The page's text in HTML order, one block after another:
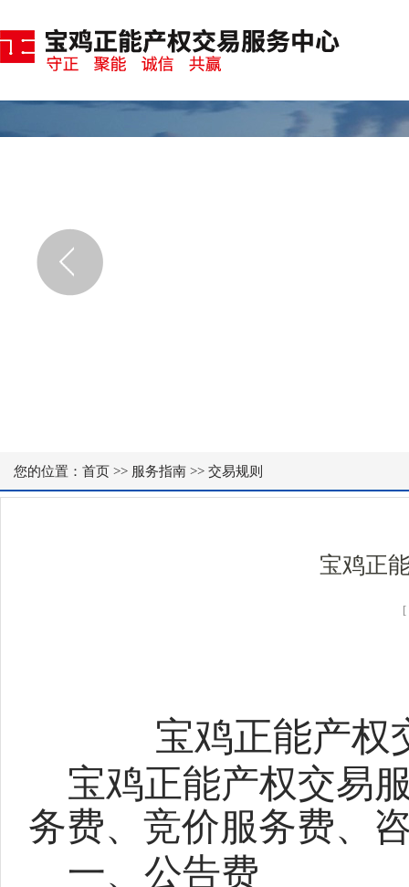
您的位置： 首页 >> 服务指南 >> 交易规则
宝鸡正
宝鸡正能产权
宝鸡正能产权交易
务费、竞价服务费、
一、公告费